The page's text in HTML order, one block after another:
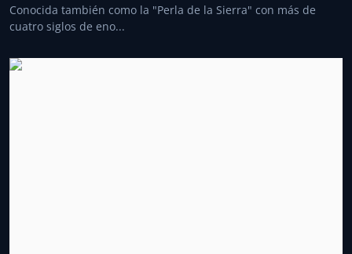
Conocida también como la "Perla de la Sierra" con más de
cuatro siglos de eno...